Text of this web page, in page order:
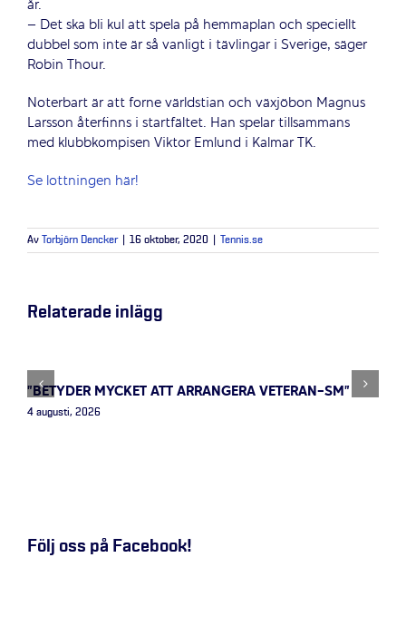
år.
– Det ska bli kul att spela på hemmaplan och speciellt
dubbel som inte är så vanligt i tävlingar i Sverige, säger
Robin Thour.
Noterbart är att forne världstian och växjöbon Magnus
Larsson återfinns i startfältet. Han spelar tillsammans
med klubbkompisen Viktor Emlund i Kalmar TK.
Se lottningen här!
Av Torbjörn Dencker 16 oktober, 2020 Tennis.se
Relaterade inlägg
”BETYDER MYCKET ATT ARRANGERA VETERAN-SM”
4 augusti, 2026
Följ oss på Facebook!